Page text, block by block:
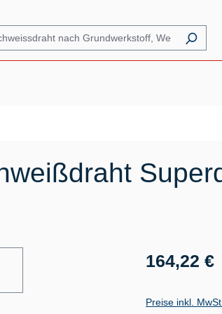
Regulärer Preis:
164,22 €
Preise inkl.